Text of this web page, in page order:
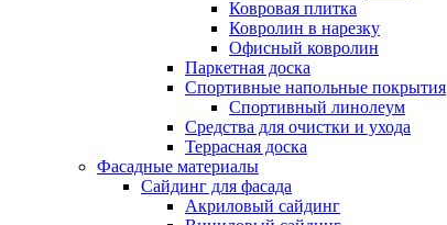
Ковровая плитка
Ковролин в нарезку
Офисный ковролин
Паркетная доска
Спортивные напольные покрытия
Спортивный линолеум
Средства для очистки и ухода
Террасная доска
Фасадные материалы
Сайдинг для фасада
Акриловый сайдинг